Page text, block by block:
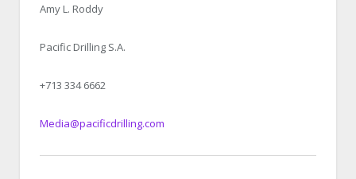
Amy L. Roddy
Pacific Drilling S.A.
+713 334 6662
Media@pacificdrilling.com